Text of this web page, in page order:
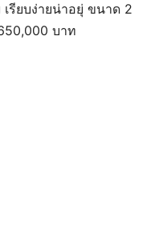
รียบง่ายน่าอยุ่ ขนาด 2
บาท